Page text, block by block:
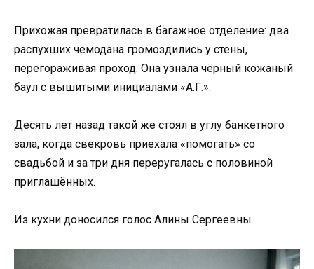
Прихожая превратилась в багажное отделение: два
распухших чемодана громоздились у стены,
перегораживая проход. Она узнала чёрный кожаный
баул с вышитыми инициалами «А.Г.».
Десять лет назад такой же стоял в углу банкетного
зала, когда свекровь приехала «помогать» со
свадьбой и за три дня переругалась с половиной
приглашённых.
Из кухни доносился голос Алины Сергеевны.